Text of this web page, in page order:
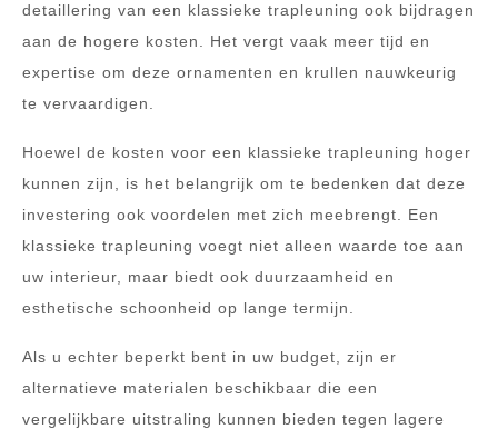
detaillering van een klassieke trapleuning ook bijdragen
aan de hogere kosten. Het vergt vaak meer tijd en
expertise om deze ornamenten en krullen nauwkeurig
te vervaardigen.
Hoewel de kosten voor een klassieke trapleuning hoger
kunnen zijn, is het belangrijk om te bedenken dat deze
investering ook voordelen met zich meebrengt. Een
klassieke trapleuning voegt niet alleen waarde toe aan
uw interieur, maar biedt ook duurzaamheid en
esthetische schoonheid op lange termijn.
Als u echter beperkt bent in uw budget, zijn er
alternatieve materialen beschikbaar die een
vergelijkbare uitstraling kunnen bieden tegen lagere